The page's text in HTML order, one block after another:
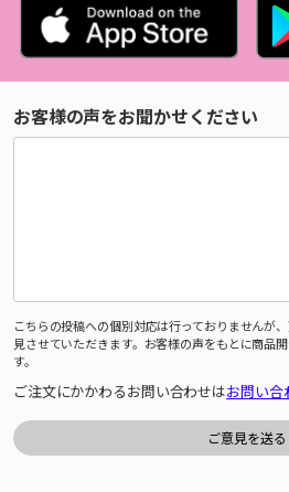
お客様の声をお聞かせください
こちらの投稿への個別対応は行っておりませんが
見させていただきます。お客様の声をもとに商品
す。
ご注文にかかわるお問い合わせはお問い合